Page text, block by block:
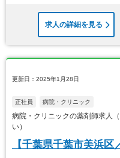
求人の詳細を見る
更新日：2025年1月28日
正社員 病院・クリニック
病院・クリニックの薬剤師求人
い）
【千葉県千葉市美浜区